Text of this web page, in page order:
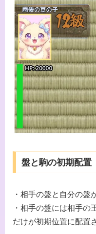
盤と駒の初期配置
・相手の盤と自分の盤
・相手の盤には相手
だけが初期位置に配置